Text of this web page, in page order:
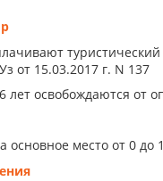
от 15.03.2017 г. N 137
лет освобождаются от
место от 0 до